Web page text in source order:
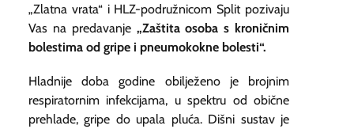
„Zlatna vrata“ i HLZ-podružnicom Split pozivaju
Vas na predavanje „Zaštita osoba s kroničnim
bolestima od gripe i pneumokokne bolesti“.
Hladnije doba godine obilježeno je brojnim
respiratornim infekcijama, u spektru od obične
prehlade, gripe do upala pluća. Dišni sustav je